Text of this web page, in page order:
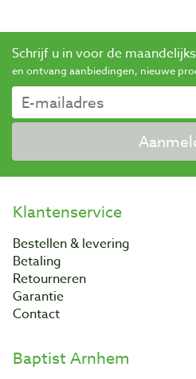
Schrijf u in voor de
en ontvang aanbiedingen, nieuwe
Klantenservice
Bestellen & levering
Betaling
Retourneren
Garantie
Contact
Baptist Arnhem